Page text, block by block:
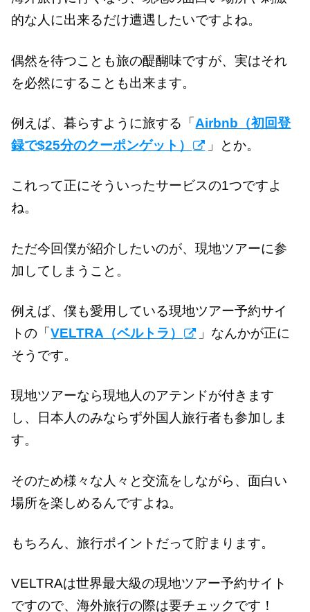
的な人に出来るだけ遭遇したいですよね。
偶然を待つことも旅の醍醐味ですが、実はそれ
を必然にすることも出来ます。
例えば、暮らすように旅する「 Airbnb（初回登
録で$25分のクーポンゲット）
」とか。
これって正にそういったサービスの1つですよ
ね。
ただ今回僕が紹介したいのが、現地ツアーに参
加してしまうこと。
例えば、僕も愛用している現地ツアー予約サイ
トの「VELTRA（ベルトラ）
」なんかが正に
そうです。
現地ツアーなら現地人のアテンドが付きます
し、日本人のみならず外国人旅行者も参加しま
す。
そのため様々な人々と交流をしながら、面白い
場所を楽しめるんですよね。
もちろん、旅行ポイントだって貯まります。
VELTRAは世界最大級の現地ツアー予約サイト
ですので、海外旅行の際は要チェックです！